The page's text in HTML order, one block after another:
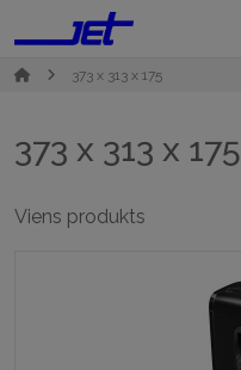
373 x 313 x 175
373 x 313 x 175
Viens produkts